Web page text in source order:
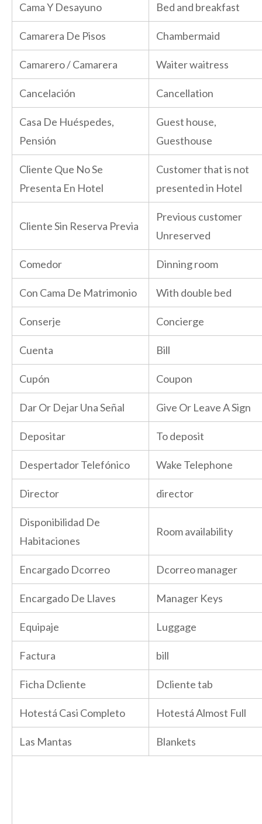
Cama Y Desayuno Bed and breakfast
Camarera De Pisos Chambermaid
Camarero / Camarera Waiter waitress
Cancelación Cancellation
Casa De Huéspedes,
Pensión
Guest house,
Guesthouse
Cliente Que No Se
Presenta En Hotel
Customer that is not
presented in Hotel
Cliente Sin Reserva Previa
Previous customer
Unreserved
Comedor Dinning room
Con Cama De Matrimonio With double bed
Conserje Concierge
Cuenta Bill
Cupón Coupon
Dar Or Dejar Una Señal Give Or Leave A Sign
Depositar To deposit
Despertador Telefónico Wake Telephone
Director director
Disponibilidad De
Habitaciones
Room availability
Encargado Dcorreo Dcorreo manager
Encargado De Llaves Manager Keys
Equipaje Luggage
Factura bill
Ficha Dcliente Dcliente tab
Hotestá Casi Completo Hotestá Almost Full
Las Mantas Blankets